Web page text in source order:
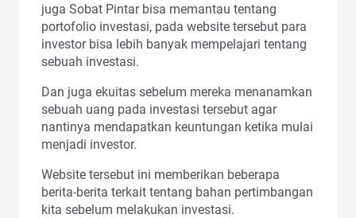
juga Sobat Pintar bisa memantau tentang
portofolio investasi, pada website tersebut para
investor bisa lebih banyak mempelajari tentang
sebuah investasi.
Dan juga ekuitas sebelum mereka menanamkan
sebuah uang pada investasi tersebut agar
nantinya mendapatkan keuntungan ketika mulai
menjadi investor.
Website tersebut ini memberikan beberapa
berita-berita terkait tentang bahan pertimbangan
kita sebelum melakukan investasi.